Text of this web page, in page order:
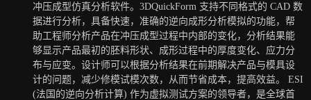
冲压成型仿真分析软件。3DQuickForm 支持不同格式的 CAD 数
据进行分析，具备快速，准确的逆向成形分析模拟的功能，帮
助工程师分析产品在冲压成型过程中内部的变化，分析结果能
够显示产品最初的胚料形状、成形过程中的厚度变化、应力分
布与应变。设计师可以根据分析结果在前期解决产品与模具设
计的问题，减少修模试模次数，从而节省成本，提高效益。 ESI
(法国的逆向分析计算) 作为虚拟测试方案的领导者，是全球首